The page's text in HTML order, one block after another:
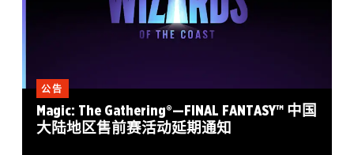
公告
Magic: The Gathering®—FINAL FANTASY™ 中国
大陆地区售前赛活动延期通知